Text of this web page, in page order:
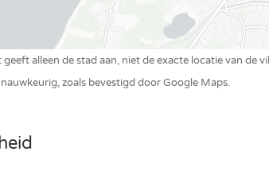
en lokale zenders)
geeft alleen de stad aan, niet de exacte locatie van de
zoals bevestigd door Google Maps.